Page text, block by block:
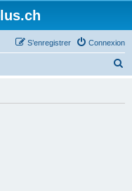
Connexion
S’enregistrer